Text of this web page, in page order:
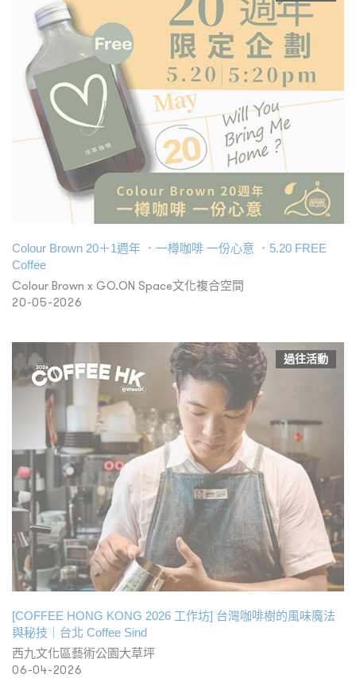
Colour Brown 20＋1週年 ．一樽咖啡 一份心意 ．5.20 FREE
Coffee
Colour Brown x GO.ON Space文化複合空間
20-05-2026
過往活動
[COFFEE HONG KONG 2026 工作坊] 台灣咖啡樹的風味魔法
與秘技｜台北 Coffee Sind
西九文化區藝術公園大草坪
06-04-2026